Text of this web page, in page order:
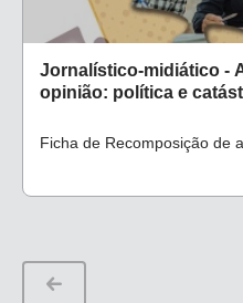
Jornalístico-midiático -
opinião: política e
Ficha de Recomposição de